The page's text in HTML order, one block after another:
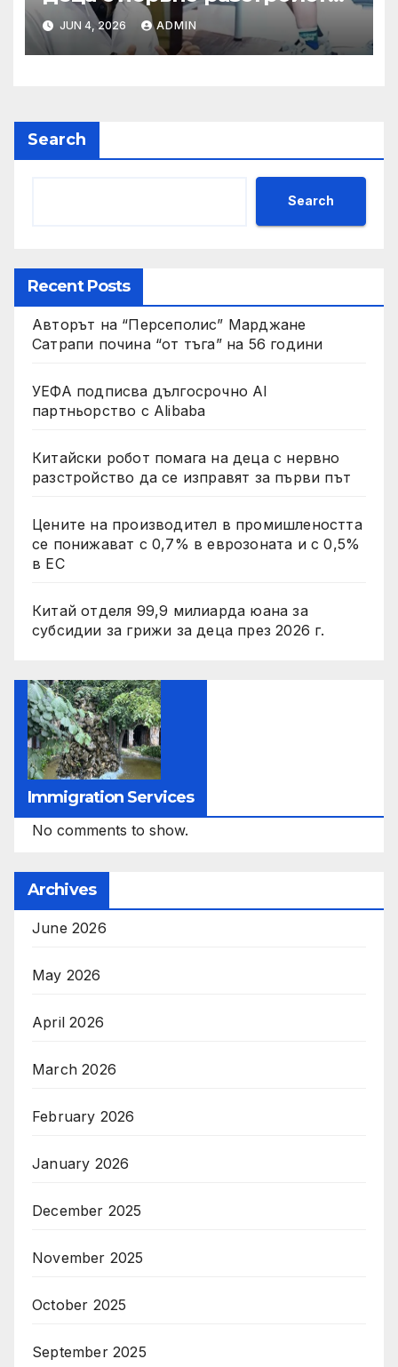
да се изправят за първи път
JUN 4, 2026 ADMIN
Search
Search
Recent Posts
Авторът на “Персеполис” Марджане
Сатрапи почина “от тъга” на 56 години
УЕФА подписва дългосрочно AI
партньорство с Alibaba
Китайски робот помага на деца с нервно
разстройство да се изправят за първи път
Цените на производител в промишлеността
се понижават с 0,7% в еврозоната и с 0,5%
в ЕС
Китай отделя 99,9 милиарда юана за
субсидии за грижи за деца през 2026 г.
Immigration Services
No comments to show.
Archives
June 2026
May 2026
April 2026
March 2026
February 2026
January 2026
December 2025
November 2025
October 2025
September 2025